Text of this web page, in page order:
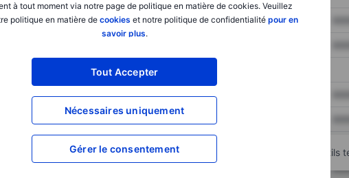
à tout moment via notre page de politique en matière de cookies. Veuillez
politique en matière de cookies et notre politique de confidentialité pour en
savoir plus.
Tout Accepter
Nécessaires uniquement
Gérer le consentement
XXXXXXX XXXXXXX
XXXXXXX
XXXXXXX
XXXXXXX
Ouvrir un compte pour accéder à d’autres outils